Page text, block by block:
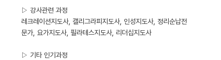
▷ 강사관련 과정
레크레이션지도사, 캘리그라피지도사, 인성지도사, 정리순납전
문가, 요가지도사, 필라테스지도사, 리더십지도사
▷ 기타 인기과정